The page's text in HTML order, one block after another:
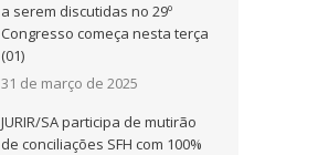
a serem discutidas no 29º
Congresso começa nesta terça
(01)
31 de março de 2025
JURIR/SA participa de mutirão
de conciliações SFH com 100%